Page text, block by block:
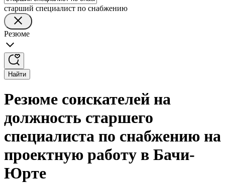
старший специалист по снабжению
Резюме
Найти
Резюме соискателей на
должность старшего
специалиста по снабжению на
проектную работу в Бачи-
Юрте